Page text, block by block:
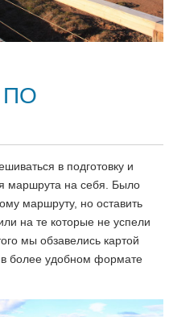
в подготовку и
маршрута на себя. Было
маршруту, но оставить
на те которые не успели
мы обзавелись картой
в более удобном формате